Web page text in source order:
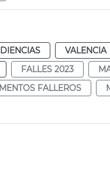
VALENCIA
FALLES 2023
FALLEROS